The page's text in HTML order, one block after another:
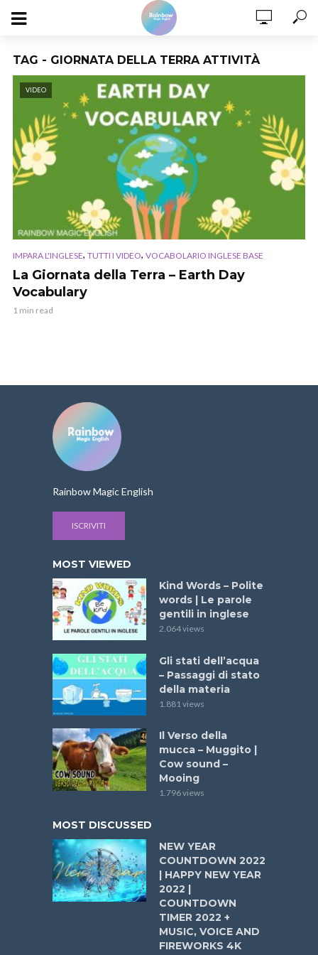
TAG - GIORNATA DELLA TERRA ATTIVITÀ
VIDEO
IMPARA L'INGLESE, TUTTI I VIDEO, VOCABOLARIO INGLESE BASE
La Giornata della Terra – Earth Day
Vocabulary
1 min read
Rainbow Magic English
ISCRIVITI
MOST VIEWED
Kind Words – Polite
words | Le parole
gentili in inglese
2.064 views
Gli stati dell’acqua
– Passaggi di stato
della materia
1.881 views
Il Verso della
mucca – Muggito |
Cow sound –
Mooing
1.796 views
MOST DISCUSSED
NEW YEAR
COUNTDOWN 2022
| HAPPY NEW YEAR
2022 |
COUNTDOWN
TIMER 2022 +
MUSIC, VOICE AND
FIREWORKS 4K